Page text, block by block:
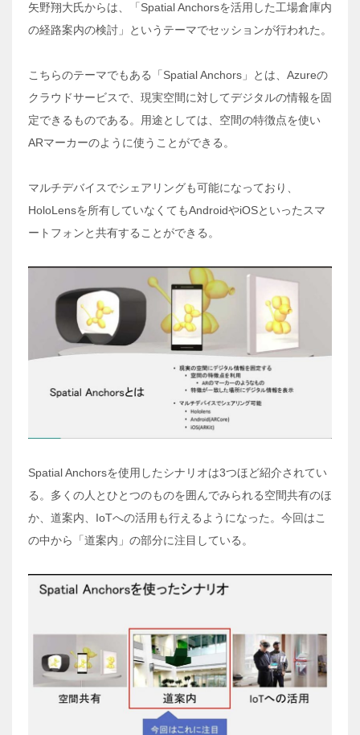
矢野翔大氏からは、「Spatial Anchorsを活用した工場倉庫内
の経路案内の検討」というテーマでセッションが行われた。
こちらのテーマでもある「Spatial Anchors」とは、Azureの
クラウドサービスで、現実空間に対してデジタルの情報を固
定できるものである。用途としては、空間の特徴点を使い
ARマーカーのように使うことができる。
マルチデバイスでシェアリングも可能になっており、
HoloLensを所有していなくてもAndroidやiOSといったスマ
ートフォンと共有することができる。
Spatial Anchorsを使用したシナリオは3つほど紹介されてい
る。多くの人とひとつのものを囲んでみられる空間共有のほ
か、道案内、IoTへの活用も行えるようになった。今回はこ
の中から「道案内」の部分に注目している。